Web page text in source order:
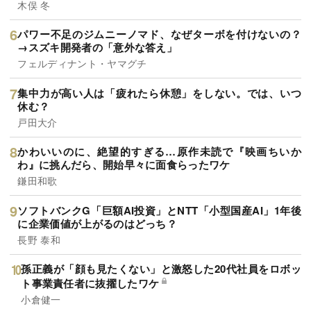
木俣 冬
パワー不足のジムニーノマド、なぜターボを付けないの？
→スズキ開発者の「意外な答え」
フェルディナント・ヤマグチ
集中力が高い人は「疲れたら休憩」をしない。では、いつ
休む？
戸田大介
かわいいのに、絶望的すぎる…原作未読で『映画ちいか
わ』に挑んだら、開始早々に面食らったワケ
鎌田和歌
ソフトバンクG「巨額AI投資」とNTT「小型国産AI」1年後
に企業価値が上がるのはどっち？
長野 泰和
孫正義が「顔も見たくない」と激怒した20代社員をロボッ
ト事業責任者に抜擢したワケ
小倉健一